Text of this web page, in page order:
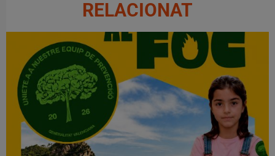
RELACIONAT